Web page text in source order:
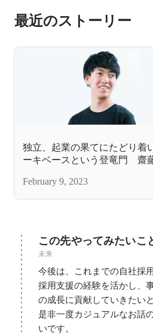
最近のストーリー
独立、起業の果てにたどり着
ーキベースという登竜門 齋
February 9, 2023
この先やってみたいこ
未来
今後は、これまでの自社採
採用支援の経験を活かし、
の成長に貢献していきたい
是非一度カジュアルなお話
いです。